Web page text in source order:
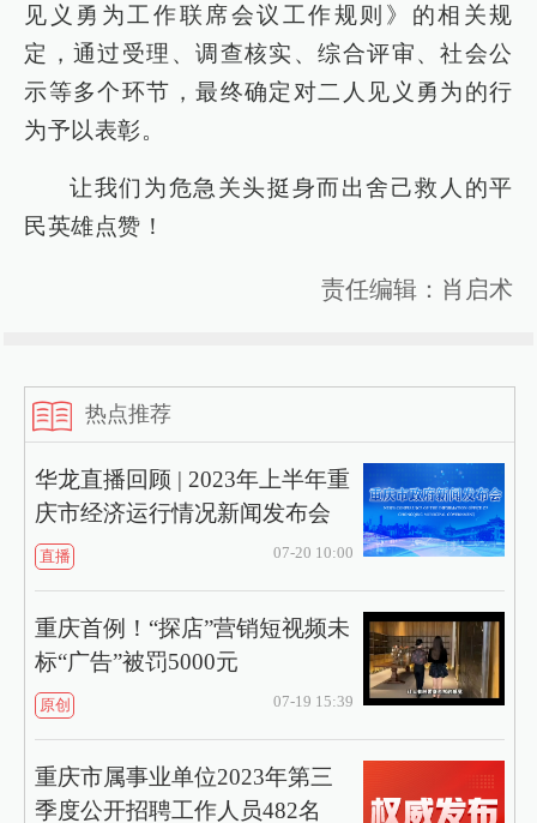
见义勇为工作联席会议工作规则》的相关规
定，通过受理、调查核实、综合评审、社会公
示等多个环节，最终确定对二人见义勇为的行
为予以表彰。
让我们为危急关头挺身而出舍己救人的平
民英雄点赞！
责任编辑：肖启术
热点推荐
华龙直播回顾 | 2023年上半年重
庆市经济运行情况新闻发布会
直播 07-20 10:00
重庆首例！“探店”营销短视频未
标“广告”被罚5000元
原创 07-19 15:39
重庆市属事业单位2023年第三
季度公开招聘工作人员482名